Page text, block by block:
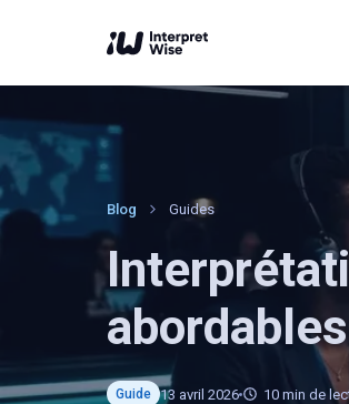
Blog Guides
Guide 13 avril 2026 10 min de